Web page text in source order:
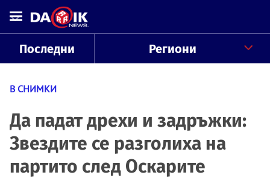
Последни Региони
В СНИМКИ
Да падат дрехи и задръжки:
Звездите се разголиха на
партито след Оскарите